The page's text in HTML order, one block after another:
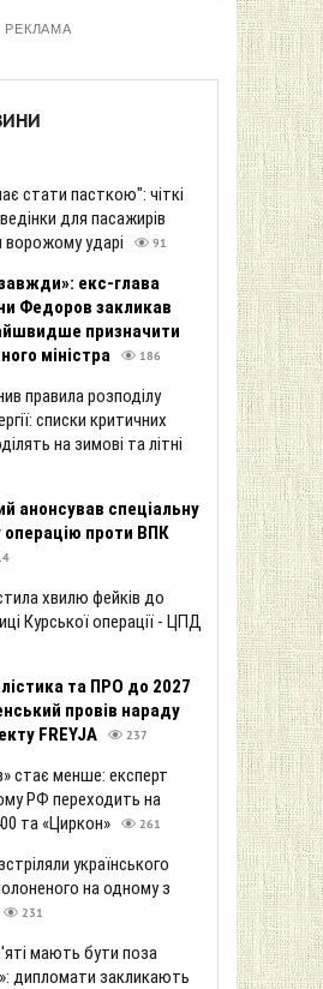
РЕКЛАМА
стати пасткою": чіткі
для пасажирів
ворожому ударі
91
екс-глава
Федоров закликав
призначити
міністра
186
правила розподілу
списки критичних
на зимові та літні
анонсував спеціальну
операцію проти ВПК
хвилю фейків до
Курської операції - ЦПД
та ПРО до 2027
провів нараду
FREYJA
237
стає менше: експерт
РФ переходить на
та «Циркон»
261
українського
на одному з
231
мають бути поза
дипломати закликають